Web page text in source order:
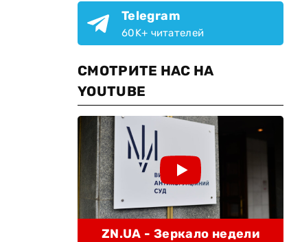
Telegram
60K+ читателей
СМОТРИТЕ НАС НА
YOUTUBE
ZN.UA - Зеркало недели